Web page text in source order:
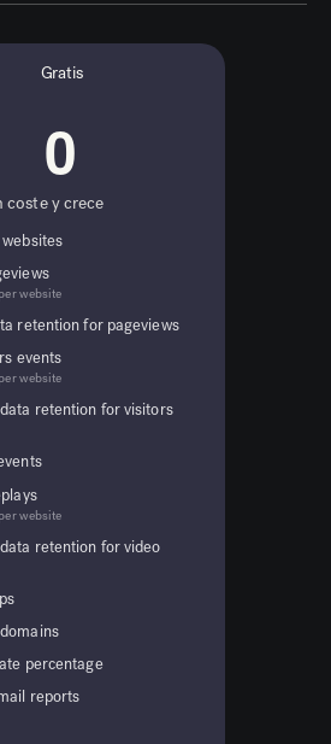
Gratis
0
coste y crece
website
retention for pageviews
events
website
data retention for visitors
website
data retention for video
percentage
reports